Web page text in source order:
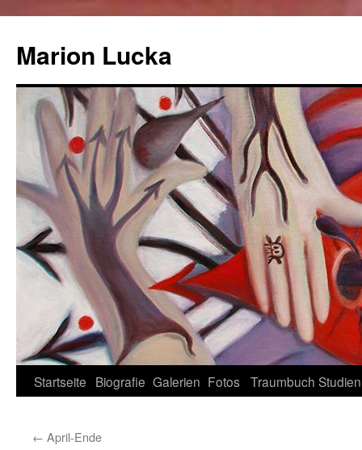
Marion Lucka
Zum
springen
Startseite Biografie Galerien Fotos Traumbuch Studien
← April-Ende